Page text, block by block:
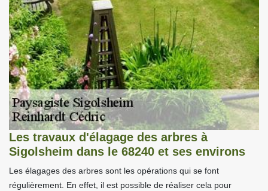
Les travaux d'élagage des arbres à
Sigolsheim dans le 68240 et ses environs
Les élagages des arbres sont les opérations qui se font
régulièrement. En effet, il est possible de réaliser cela pour